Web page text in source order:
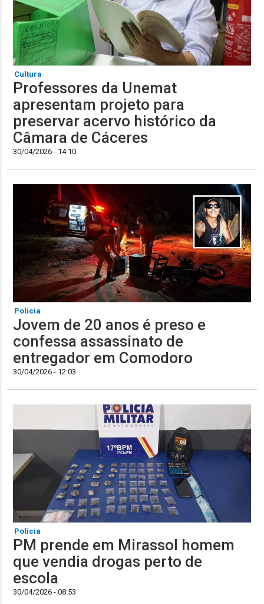
Cultura
Professores da Unemat
apresentam projeto para
preservar acervo histórico da
Câmara de Cáceres
30/04/2026 - 14:10
Polícia
Jovem de 20 anos é preso e
confessa assassinato de
entregador em Comodoro
30/04/2026 - 12:03
Polícia
PM prende em Mirassol homem
que vendia drogas perto de
escola
30/04/2026 - 08:53